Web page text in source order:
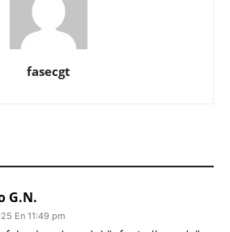
fasecgt
G.N.
En 11:49 pm